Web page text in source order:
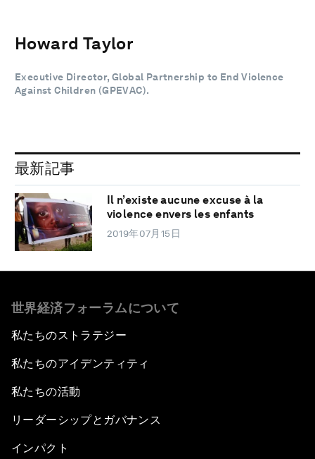
Howard Taylor
Executive Director, Global Partnership to End Violence
Against Children (GPEVAC).
最新記事
Il n’existe aucune excuse à la
violence envers les enfants
2019年07月15日
世界経済フォーラムについて
私たちのストラテジー
私たちのアイデンティティ
私たちの活動
リーダーシップとガバナンス
インパクト